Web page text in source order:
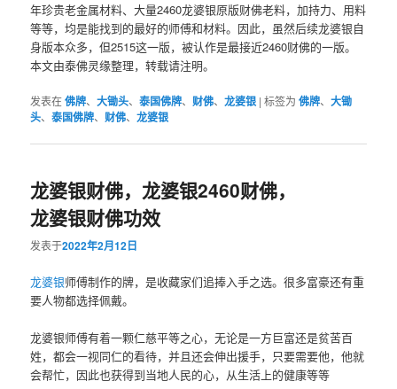
年珍贵老金属材料、大量2460龙婆银原版财佛老料，加持力、用料
等等，均是能找到的最好的师傅和材料。因此，虽然后续龙婆银自
身版本众多，但2515这一版，被认作是最接近2460财佛的一版。
本文由泰佛灵缘整理，转载请注明。
发表在佛牌、大锄头、泰国佛牌、 财佛、龙婆银 |标签为 佛牌、大锄
头、泰国佛牌、 财佛、龙婆银
龙婆银财佛，龙婆银2460财佛，
龙婆银财佛功效
发表于2022年2月12日
龙婆银师傅制作的牌，是收藏家们追捧入手之选。很多富豪还有重
要人物都选择佩戴。
龙婆银师傅有着一颗仁慈平等之心，无论是一方巨富还是贫苦百
姓，都会一视同仁的看待，并且还会伸出援手，只要需要他，他就
会帮忙，因此也获得到当地人民的心，从生活上的健康等等